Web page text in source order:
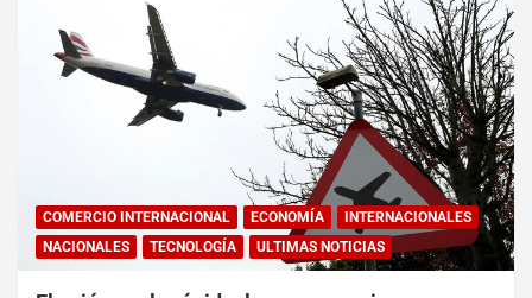
COMERCIO INTERNACIONAL ECONOMÍA
INTERNACIONALES
NACIONALES
TECNOLOGÍA ULTIMAS NOTICIAS